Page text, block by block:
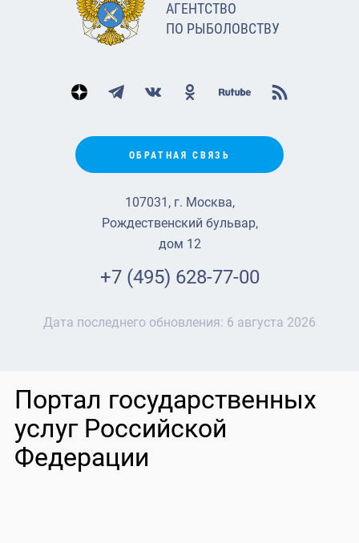
АГЕНТСТВО
ПО РЫБОЛОВСТВУ
ОБРАТНАЯ СВЯЗЬ
107031, г. Москва,
Рождественский бульвар,
дом 12
+7 (495) 628-77-00
Дата последнего обновления: 6 августа 2026
Портал государственных
услуг Российской
Федерации